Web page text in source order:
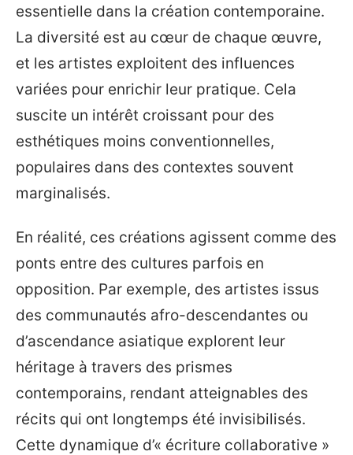
essentielle dans la création contemporaine.
La diversité est au cœur de chaque œuvre,
et les artistes exploitent des influences
variées pour enrichir leur pratique. Cela
suscite un intérêt croissant pour des
esthétiques moins conventionnelles,
populaires dans des contextes souvent
marginalisés.
En réalité, ces créations agissent comme des
ponts entre des cultures parfois en
opposition. Par exemple, des artistes issus
des communautés afro-descendantes ou
d’ascendance asiatique explorent leur
héritage à travers des prismes
contemporains, rendant atteignables des
récits qui ont longtemps été invisibilisés.
Cette dynamique d’« écriture collaborative »